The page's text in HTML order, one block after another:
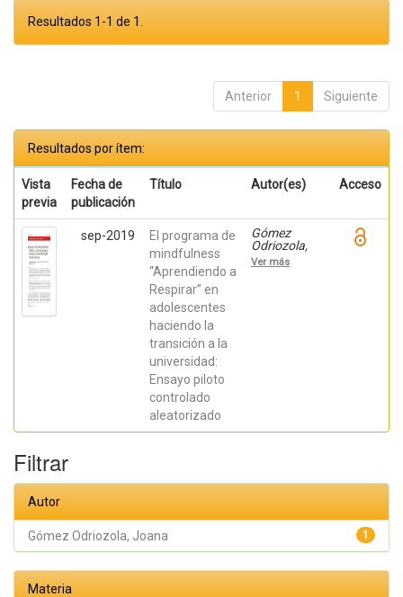
Resultados 1-1 de 1.
Anterior 1 Siguiente
Resultados por ítem:
Vista
previa
Fecha de
publicación
Título Autor(es) Acceso
sep-2019
El programa de
mindfulness
“Aprendiendo a
Respirar” en
adolescentes
haciendo la
transición a la
universidad:
Ensayo piloto
controlado
aleatorizado
Gómez
Odriozola,
Joana;
Calvete
Ver más
Filtrar
Autor
1
Gómez Odriozola, Joana
Materia